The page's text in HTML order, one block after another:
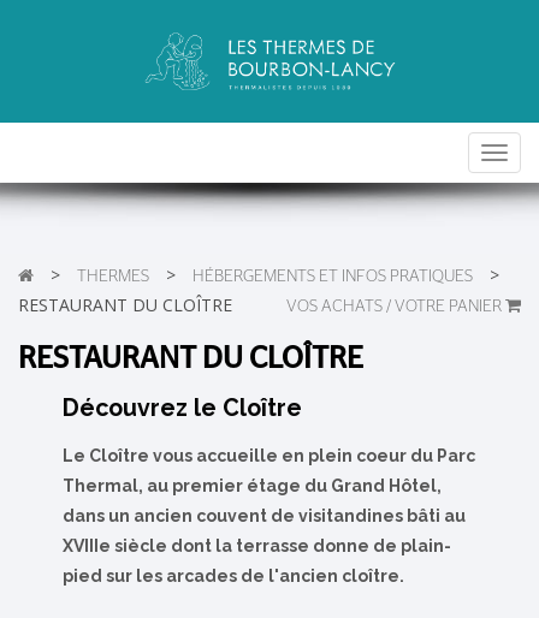
> THERMES > HÉBERGEMENTS ET INFOS PRATIQUES
>
RESTAURANT DU CLOÎTRE
VOS ACHATS / VOTRE PANIER
RESTAURANT DU CLOÎTRE
Découvrez le Cloître
Le Cloître vous accueille en plein coeur du Parc
Thermal, au premier étage du Grand Hôtel,
dans un ancien couvent de visitandines bâti au
XVIIIe siècle dont la terrasse donne de plain-
pied sur les arcades de l'ancien cloître.